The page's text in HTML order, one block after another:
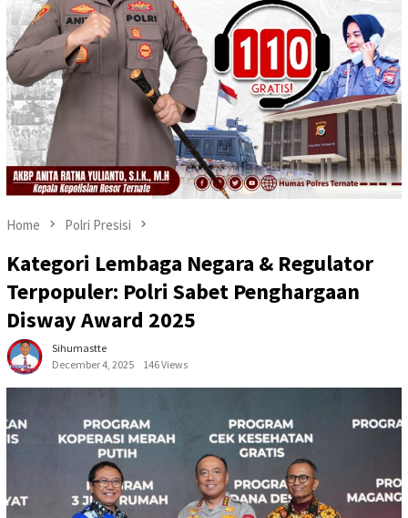
Home Polri Presisi
Kategori Lembaga Negara & Regulator
Terpopuler: Polri Sabet Penghargaan
Disway Award 2025
Sihumastte
December 4, 2025
146 Views